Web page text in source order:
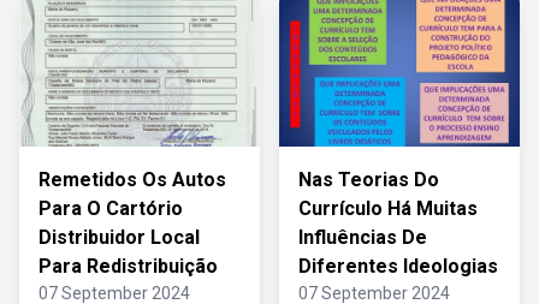
Remetidos Os Autos
Para O Cartório
Distribuidor Local
Para Redistribuição
07 September 2024
Nas Teorias Do
Currículo Há Muitas
Influências De
Diferentes Ideologias
07 September 2024